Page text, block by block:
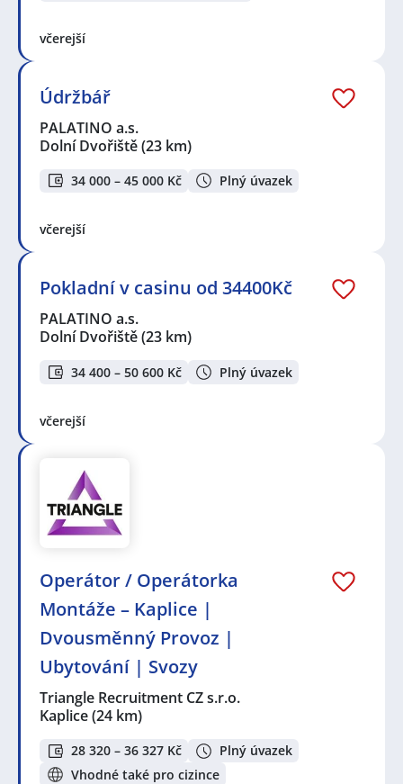
včerejší
Údržbář
PALATINO a.s.
Dolní Dvořiště(23 km)
34 000 – 45 000 Kč Plný úvazek
včerejší
Pokladní v casinu od 34400Kč
PALATINO a.s.
Dolní Dvořiště(23 km)
34 400 – 50 600 Kč Plný úvazek
včerejší
Operátor / Operátorka
Montáže – Kaplice |
Dvousměnný Provoz |
Ubytování | Svozy
Triangle Recruitment CZ s.r.o.
Kaplice(24 km)
28 320 – 36 327 Kč
Plný úvazek
Vhodné také pro cizince